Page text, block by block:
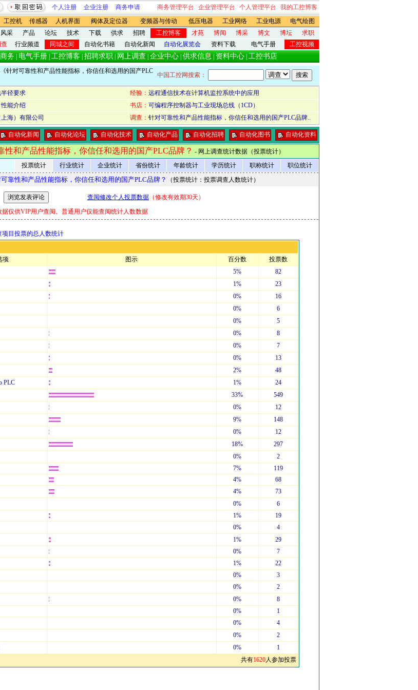
个人注册 企业注册 商务申请 商务管理平台 企业管理平台 个人管理平台
我的工控博客
工控机 传感器 人机界面 阀体及定位器 变频器与传动 低压电器 工业网络 工业电源
电气绘图
风采 产品 论坛 技术 下载 供求 招聘 工控博客 才苑 博闻 博采 博文 博坛
求职
行业频道 同城之间 自动化书籍 自动化新闻 自动化展览会 资料下载 电气手册 工控视频
务 电气手册 工控博客 招聘求职 网上调查 企业中心 供求信息 资料中心 工控书店
针对可靠性和产品性能指标，你信任和选用的国产PLC
中国工控网搜索：
径要求 经验： 远程通信技术在计算机监控系统中的应用
性能介绍 书店： 可编程序控制器与工业现场总线（1CD）
海）有限公司 调查： 针对可靠性和产品性能指标，你信任和选用的国产PLC品牌..
自动化新闻 自动化论坛 自动化技术 自动化产品 自动化招聘 自动化图书 自动化资料
性和产品性能指标，你信任和选用的国产PLC品牌？ - 网上调查统计数据（投票统计）
投票统计 行业统计 企业统计 省份统计 年龄统计 学历统计 职称统计 职位统计
可靠性和产品性能指标，你信任和选用的国产PLC品牌？ （投票统计：投票调查人数统计）
查阅修改个人投票数据 （修改有效期30天）
仅供VIP用户查阅。普通用户仅能查阅统计人数数据
目投票的总人数统计
项
图示 百分数
投票数
5%
82
1%
23
0%
16
0%
6
0%
5
0%
8
0%
7
0%
13
2%
48
PLC 1%
24
33%
549
0%
12
9%
148
0%
12
18%
297
0%
2
7%
119
4%
68
4%
73
0%
6
1%
19
0%
4
1%
29
0%
7
1%
22
0%
3
0%
2
0%
8
0%
1
0%
4
0%
2
0%
1
共有1620人参加投票